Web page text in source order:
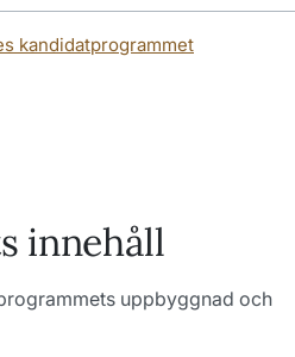
kandidatprogrammet
innehåll
uppbyggnad och